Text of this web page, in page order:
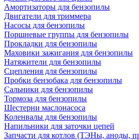
Амортизаторы для бензопилы
Двигатели для триммера
Насосы для бензопилы
Поршневые группы для бензопилы
Прокладки для бензопилы
Маховики зажигания для бензопилы
Натяжители для бензопилы
Сцепления для бензопилы
Пробки бензобака для бензопилы
Сальники для бензопилы
Тормоза для бензопилы
Шестерни маслонасоса
Коленвалы для бензопилы
Напильники для заточки цепей
Запчасти для котлов (ТЭНы, аноды,